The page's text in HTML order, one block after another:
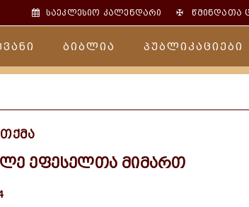
საეკლესიო კალენდარი ✠წმინდათა
ბიბლია პუბლიკაციები
ეფესელთა მიმართ